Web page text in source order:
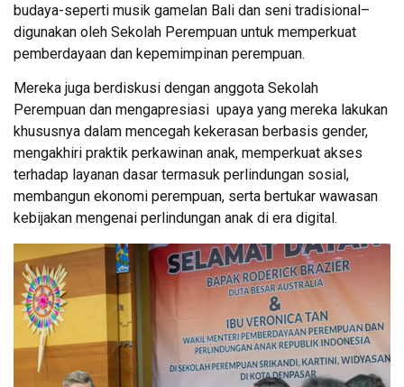
budaya-seperti musik gamelan Bali dan seni tradisional–
digunakan oleh Sekolah Perempuan untuk memperkuat
pemberdayaan dan kepemimpinan perempuan.
Mereka juga berdiskusi dengan anggota Sekolah
Perempuan dan mengapresiasi upaya yang mereka lakukan
khususnya dalam mencegah kekerasan berbasis gender,
mengakhiri praktik perkawinan anak, memperkuat akses
terhadap layanan dasar termasuk perlindungan sosial,
membangun ekonomi perempuan, serta bertukar wawasan
kebijakan mengenai perlindungan anak di era digital.